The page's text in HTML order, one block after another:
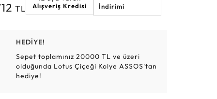
Elmas Bilezikler
Altın Tesbihler
Altın Hasır Setler
Violet
TL
Alışveriş Kredisi
İndirimi
HEDİYE!
Sepet toplamınız 20000 TL ve üzeri
olduğunda Lotus Çiçeği Kolye ASSOS'tan
hediye!